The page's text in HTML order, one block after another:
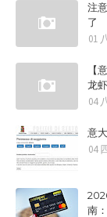
注
了
01
【
龙
04
意
04
南